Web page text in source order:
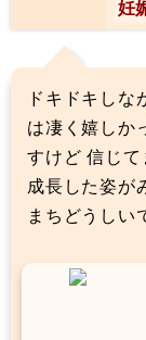
妊
ドキドキし
は凄く嬉しか
すけど 信じ
成長した姿が
まちどうしい